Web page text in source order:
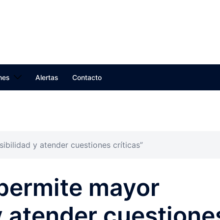
Alertas Contacto
y atender cuestiones críticas”
mayor